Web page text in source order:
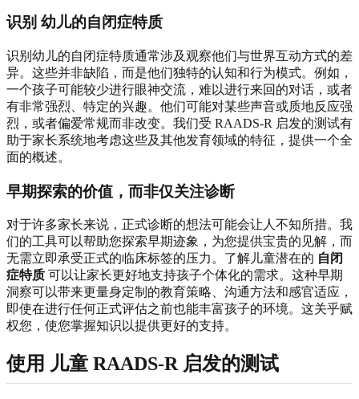
识别 幼儿的自闭症特质
识别幼儿的自闭症特质通常涉及观察他们与世界互动方式的差
异。这些并非缺陷，而是他们独特的认知和行为模式。例如，
一个孩子可能较少进行眼神交流，难以进行来回的对话，或者
有非常强烈、特定的兴趣。他们可能对某些声音或质地反应强
烈，或者偏爱常规而非改变。我们受 RAADS-R 启发的测试有
助于家长系统地考虑这些及其他发育领域的特征，提供一个全
面的概述。
早期探索的价值，而非仅关注诊断
对于许多家长来说，正式诊断的想法可能会让人不知所措。我
们的工具可以帮助您探索早期迹象，为您提供宝贵的见解，而
无需立即承受正式的临床标签的压力。了解儿童潜在的 自闭
症特质 可以让家长更好地支持孩子个体化的需求。这种早期
洞察可以带来更量身定制的教育策略、沟通方法和感官适应，
即使在进行任何正式评估之前也能丰富孩子的环境。这关乎赋
权您，使您掌握知识以提供更好的支持。
使用 儿童 RAADS-R 启发的测试